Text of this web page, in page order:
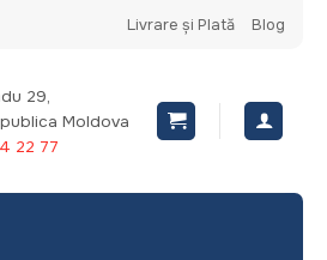
Livrare și Plată Blog
29,
Moldova
22 77